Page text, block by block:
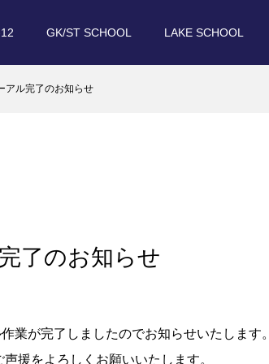
GK/ST SCHOOL LAKE SCHOOL
アル完了のお知らせ
了のお知らせ
業が完了しましたのでお知らせいたします
援をよろしくお願いいたします。